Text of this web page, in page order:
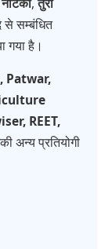
सम्बंधित
गया है।
Patwar,
REET,
अन्य प्रतियोगी